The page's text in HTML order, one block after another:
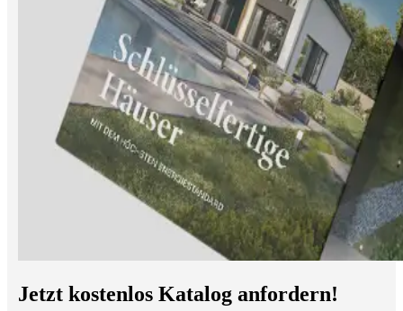
Jetzt kostenlos Katalog anfordern!